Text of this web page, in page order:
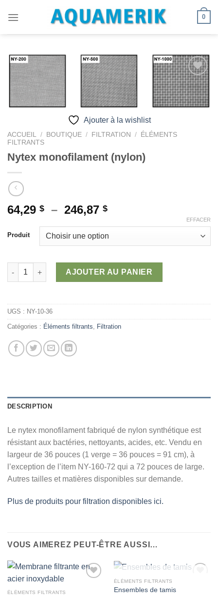
0
Ajouter
à la
Ajouter à la wishlist
ACCUEIL / BOUTIQUE / FILTRATION /
ÉLÉMENTS
FILTRANTS
Nytex monofilament (nylon)
64,29 $ – 246,87 $Plage
prix :
64,29 $
246,87 $
Produit
EFFACER
quantité de Nytex monofilament (nylon)
AJOUTER AU PANIER
UGS : NY-10-36
Catégories : Éléments filtrants, Filtration
DESCRIPTION
Le nytex monofilament fabriqué de nylon synthétique est
résistant aux bactéries, nettoyants, acides, etc. Vendu en
largeur de 36 pouces (1 verge = 36 pouces = 91 cm), à
l’exception de l’item NY-160-72 qui a 72 pouces de large.
Autres tailles et matières disponibles sur demande.
Plus de produits pour filtration disponibles ici.
VOUS AIMEREZ PEUT-ÊTRE AUSSI…
ÉLÉMENTS FILTRANTS
RUPTURE DE STOCK
ÉLÉMENTS FILTRANTS
Ensembles de tamis